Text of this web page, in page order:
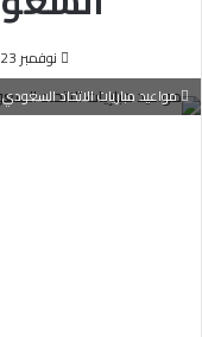
نوفمبر 23, 2023
مواعيد مباريات الاتحاد